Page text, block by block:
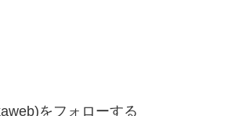
をフォローする